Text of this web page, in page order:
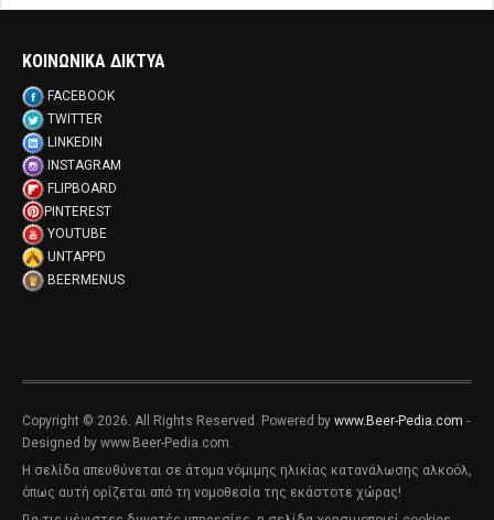
ΚΟΙΝΩΝΙΚΑ ΔΙΚΤΥΑ
FACEBOOK
TWITTER
LINKEDIN
INSTAGRAM
FLIPBOARD
PINTEREST
YOUTUBE
UNTAPPD
BEERMENUS
Copyright © 2026. All Rights Reserved. Powered by www.Beer-Pedia.com -
Designed by www.Beer-Pedia.com.
Η σελίδα απευθύνεται σε άτομα νόμιμης ηλικίας κατανάλωσης αλκοόλ,
όπως αυτή ορίζεται από τη νομοθεσία της εκάστοτε χώρας!